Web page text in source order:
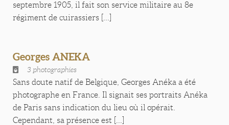
septembre 1905, il fait son service militaire au 8e
régiment de cuirassiers [...]
Georges ANEKA
3 photographies
Sans doute natif de Belgique, Georges Anéka a été
photographe en France. Il signait ses portraits Anéka
de Paris sans indication du lieu où il opérait.
Cependant, sa présence est [...]